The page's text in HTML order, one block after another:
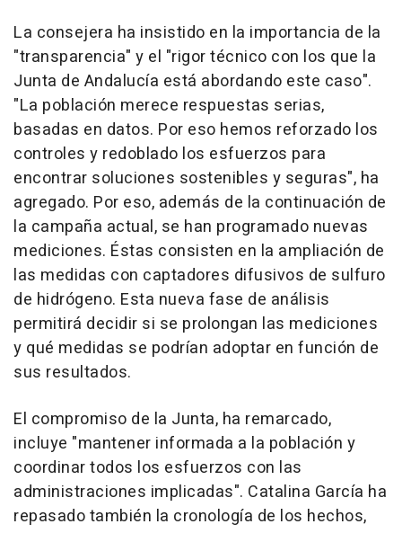
La consejera ha insistido en la importancia de la
"transparencia" y el "rigor técnico con los que la
Junta de Andalucía está abordando este caso".
"La población merece respuestas serias,
basadas en datos. Por eso hemos reforzado los
controles y redoblado los esfuerzos para
encontrar soluciones sostenibles y seguras", ha
agregado. Por eso, además de la continuación de
la campaña actual, se han programado nuevas
mediciones. Éstas consisten en la ampliación de
las medidas con captadores difusivos de sulfuro
de hidrógeno. Esta nueva fase de análisis
permitirá decidir si se prolongan las mediciones
y qué medidas se podrían adoptar en función de
sus resultados.
El compromiso de la Junta, ha remarcado,
incluye "mantener informada a la población y
coordinar todos los esfuerzos con las
administraciones implicadas". Catalina García ha
repasado también la cronología de los hechos,